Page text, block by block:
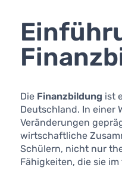
Die Finanzbildung ist
Deutschland. In einer
Veränderungen
wirtschaftliche
Schülern, nicht nur
Fähigkeiten, die sie